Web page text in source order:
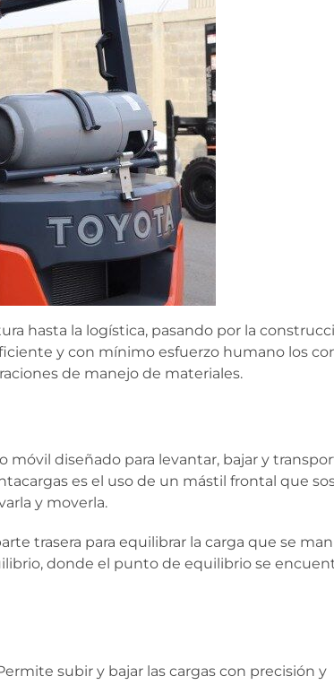
hasta la logística, pasando por la
y con mínimo esfuerzo humano los
de manejo de materiales.
diseñado para levantar, bajar y
es el uso de un mástil frontal que
y moverla.
trasera para equilibrar la carga que se
donde el punto de equilibrio se
subir y bajar las cargas con precisión y